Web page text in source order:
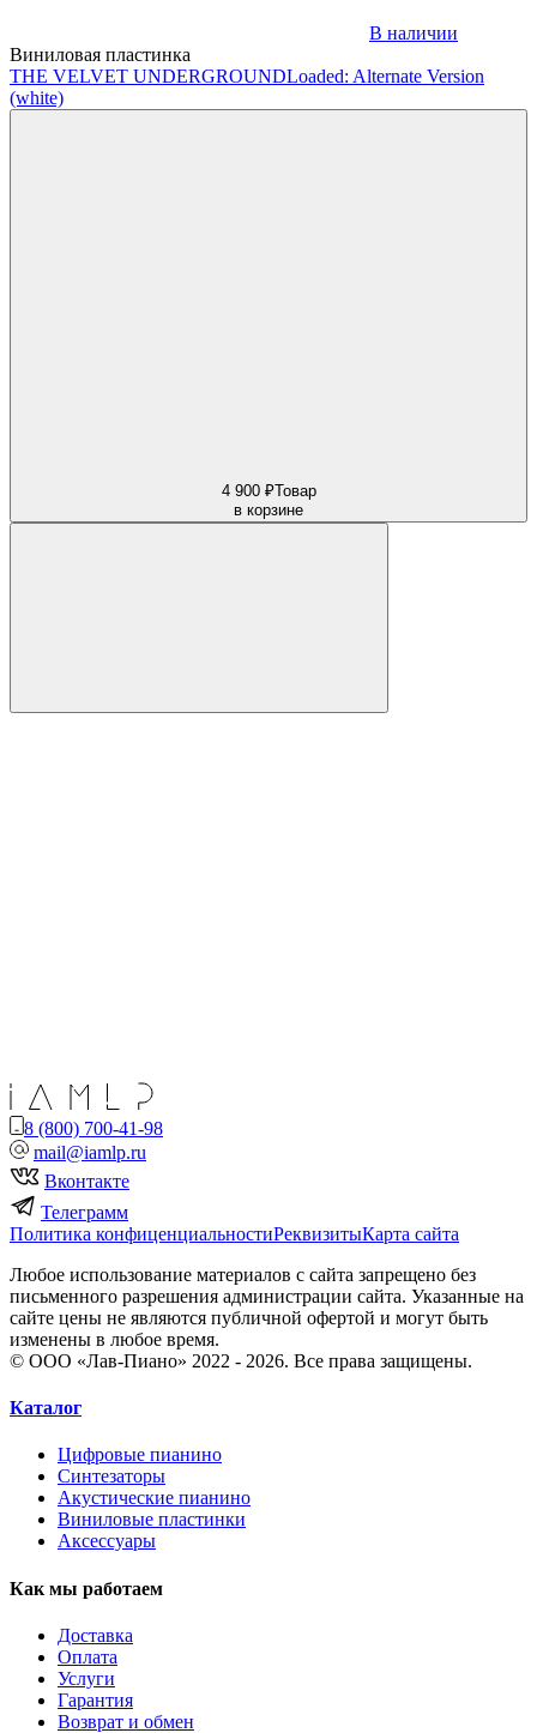
В наличии
Виниловая пластинка
THE VELVET UNDERGROUNDLoaded: Alternate Version
(white)
4 900 ₽Товар
в корзине
8 (800) 700-41-98
mail@iamlp.ru
Вконтакте
Телеграмм
Политика конфиценциальностиРеквизитыКарта сайта
Любое использование материалов с сайта запрещено без
письменного разрешения администрации сайта. Указанные на
сайте цены не являются публичной офертой и могут быть
изменены в любое время.
© ООО «Лав-Пиано» 2022 - 2026. Все права защищены.
Каталог
Цифровые пианино
Синтезаторы
Акустические пианино
Виниловые пластинки
Аксессуары
Как мы работаем
Доставка
Оплата
Услуги
Гарантия
Возврат и обмен